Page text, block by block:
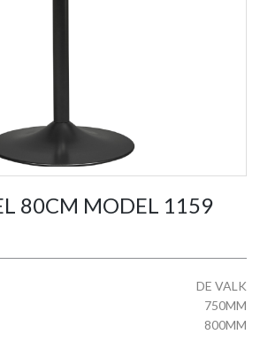
80CM MODEL 1159
DE VALK
750MM
800MM